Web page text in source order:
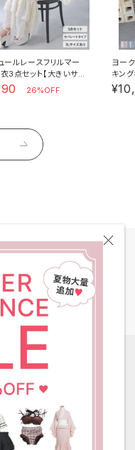
ールレースフリルマー
3点セット【大きいサイ
26%OFF
ヨー
キン
円
料無料 ］
て お問い合わせ